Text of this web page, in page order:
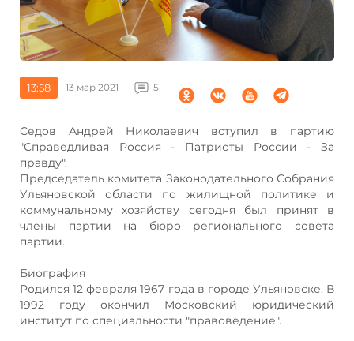
13:58 13 мар 2021 5
Седов Андрей Николаевич вступил в партию
"Справедливая Россия - Патриоты России - За
правду".
Председатель комитета Законодательного Собрания
Ульяновской области по жилищной политике и
коммунальному хозяйству сегодня был принят в
члены партии на бюро регионального совета
партии.
Биография
Родился 12 февраля 1967 года в городе Ульяновске. В
1992 году окончил Московский юридический
институт по специальности "правоведение".